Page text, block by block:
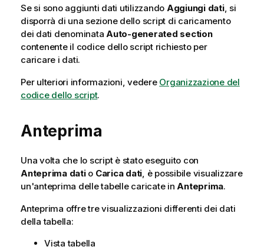
Se si sono aggiunti dati utilizzando Aggiungi dati, si
disporrà di una sezione dello script di caricamento
dei dati denominata Auto-generated section
contenente il codice dello script richiesto per
caricare i dati.
Per ulteriori informazioni, vedere Organizzazione del
codice dello script.
Anteprima
Una volta che lo script è stato eseguito con
Anteprima datio Carica dati, è possibile visualizzare
un'anteprima delle tabelle caricate inAnteprima.
Anteprima offre tre visualizzazioni differenti dei dati
della tabella:
Vista tabella